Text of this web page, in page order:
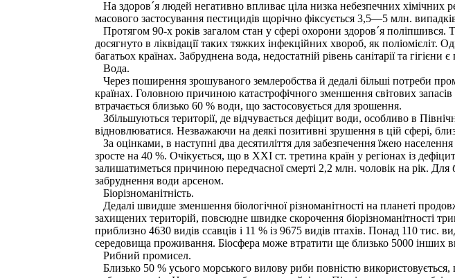
На здоров´я людей негативно впливає ціла низка небезпечних хімічних
масового застосування пестицидів щорічно фіксується 3,5—5 млн.
Протягом 90-х років загалом стан у сфері охорони здоров´я поліпшився.
досягнуто в ліквідації таких тяжких інфекційних хвороб, як
багатьох країнах. Забруднена вода, недостатній рівень санітарії та
Вода.
Через поширення зрошуваного землеробства й дедалі більші потреби
країнах. Головною причиною катастрофічного зменшення світових
втрачається близько 60 % води, що застосовується для зрошення.
Збільшуються території, де відчувається дефіцит води, особливо в
відновлюватися. Незважаючи на деякі позитивні зрушення в цій сфері,
За оцінками, в наступні два десятиліття для забезпечення їжею
зросте на 40 %. Очікується, що в XXI ст. третина країн у регіонах із
залишатиметься причиною передчасної смерті 2,2 млн. чоловік на рік. Для
забруднення води арсеном.
Біорізноманітність.
Дедалі швидше зменшення біологічної різноманітності на планеті
захищених територій, повсюдне швидке скорочення
приблизно 4630 видів ссавців і 11 % із 9675 видів птахів. Понад 110 тис.
середовища проживання. Біосфера може втратити ще близько 5000 інших
Рибний промисел.
Близько 50 % усього морського вилову риби повністю